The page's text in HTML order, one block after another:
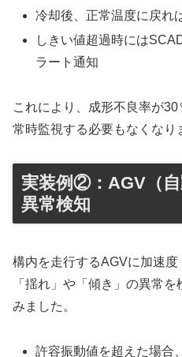
冷却後、正常温度に戻れ
しきい値超過時には
ラート通知
これにより、成形不良率が
常時監視する必要もなくなり
実装例②：AGV（
異常検知
構内を走行するAGVに加速度
「揺れ」や「傾き」の異常
みました。
許容振動値を超えた場合